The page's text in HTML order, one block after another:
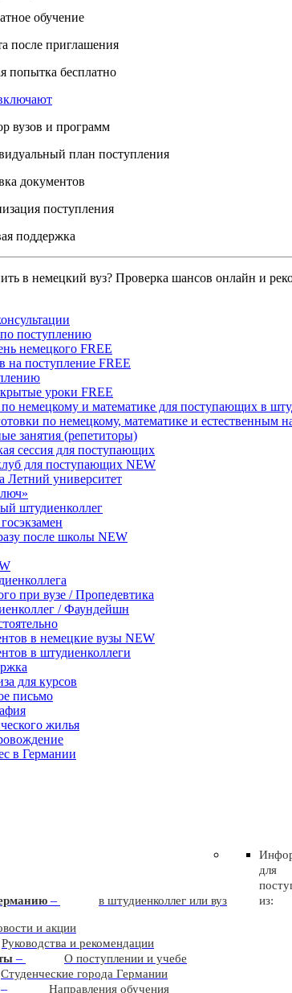
обучение
после приглашения
попытка бесплатно
вузов и программ
план поступления
документов
поступления
поддержка
в немецкий вуз? Проверка шансов онлайн и
поступлению
немецкого FREE
на поступление FREE
уроки FREE
немецкому и математике для поступающих в
по немецкому, математике и естественным
занятия (репетиторы)
сессия для поступающих
для поступающих NEW
Летний университет
штудиенколлег
после школы NEW
при вузе / Пропедевтика
/ Фаундейшн
в немецкие вузы NEW
в штудиенколлеги
для курсов
письмо
жилья
в Германии
– в штудиенколлег или вуз
для
из:
и акции
Руководства и рекомендации
–
О поступлении и учебе
Студенческие города Германии
–
Направления обучения